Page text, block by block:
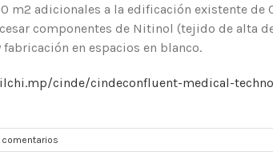
m2 adicionales a la edificación existente de
componentes de Nitinol (tejido de alta
en espacios en blanco.
cinde/cindeconfluent-medical-
comentarios